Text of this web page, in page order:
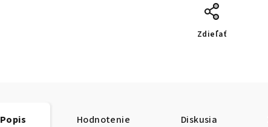
Zdieľať
Popis Hodnotenie Diskusia